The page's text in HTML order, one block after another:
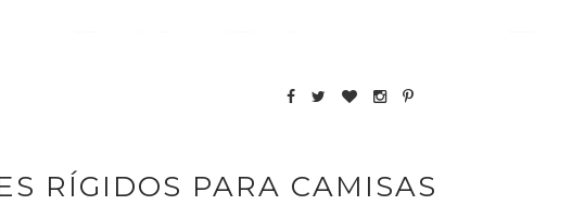
RÍGIDOS PARA CAMISAS